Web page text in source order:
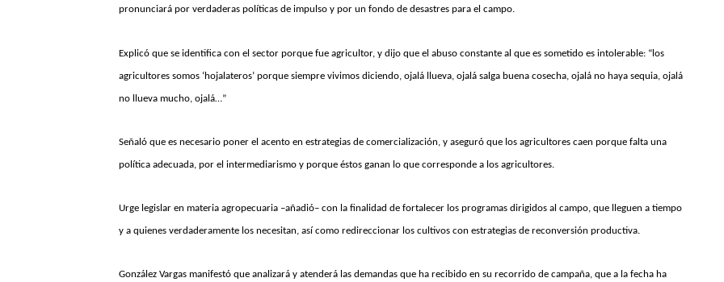
pronunciará por verdaderas políticas de impulso y por un fondo de desastres para el campo.
Explicó que se identifica con el sector porque fue agricultor, y dijo que el abuso constante al que es sometido es intolerable: “los
agricultores somos ‘hojalateros’ porque siempre vivimos diciendo, ojalá llueva, ojalá salga buena cosecha, ojalá no haya sequia, ojalá
no llueva mucho, ojalá…”
Señaló que es necesario poner el acento en estrategias de comercialización, y aseguró que los agricultores caen porque falta una
política adecuada, por el intermediarismo y porque éstos ganan lo que corresponde a los agricultores.
Urge legislar en materia agropecuaria –añadió– con la finalidad de fortalecer los programas dirigidos al campo, que lleguen a tiempo
y a quienes verdaderamente los necesitan, así como redireccionar los cultivos con estrategias de reconversión productiva.
González Vargas manifestó que analizará y atenderá las demandas que ha recibido en su recorrido de campaña, que a la fecha ha